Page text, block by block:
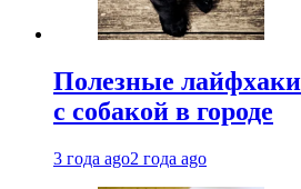
Полезные
с собакой в городе
3 года ago2 года ago